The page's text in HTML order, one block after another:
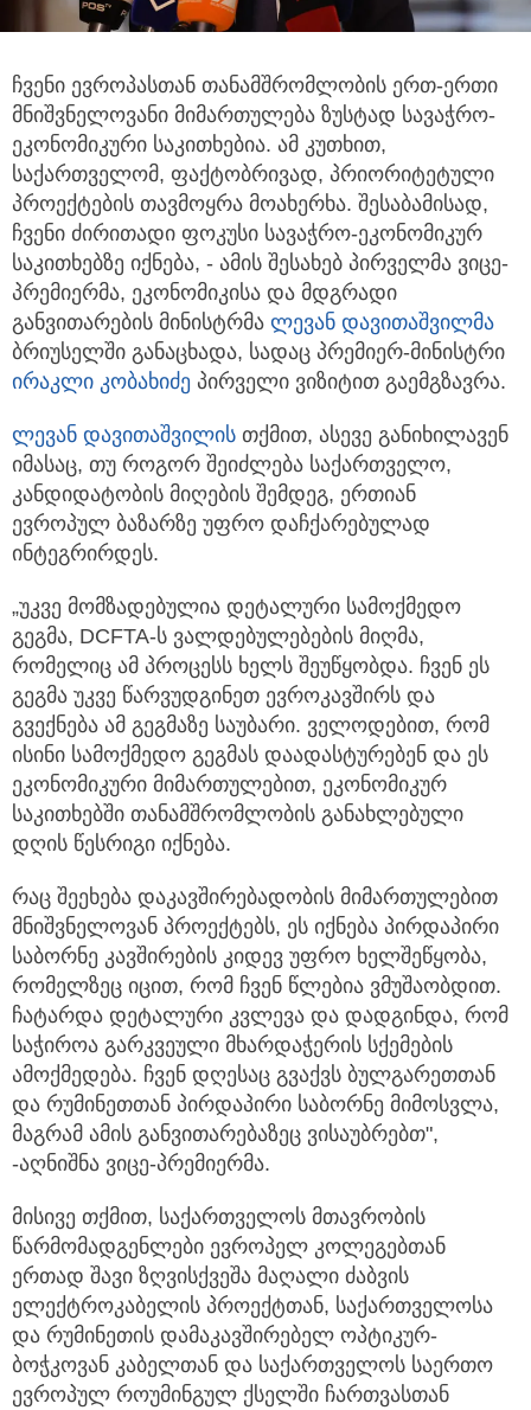
ჩვენი ევროპასთან თანამშრომლობის ერთ-ერთი
მნიშვნელოვანი მიმართულება ზუსტად სავაჭრო-
ეკონომიკური საკითხებია. ამ კუთხით,
საქართველომ, ფაქტობრივად, პრიორიტეტული
პროექტების თავმოყრა მოახერხა. შესაბამისად,
ჩვენი ძირითადი ფოკუსი სავაჭრო-ეკონომიკურ
საკითხებზე იქნება, - ამის შესახებ პირველმა ვიცე-
პრემიერმა, ეკონომიკისა და მდგრადი
განვითარების მინისტრმა ლევან დავითაშვილმა
ბრიუსელში განაცხადა, სადაც პრემიერ-მინისტრი
ირაკლი კობახიძე პირველი ვიზიტით გაემგზავრა.
ლევან დავითაშვილის თქმით, ასევე განიხილავენ
იმასაც, თუ როგორ შეიძლება საქართველო,
კანდიდატობის მიღების შემდეგ, ერთიან
ევროპულ ბაზარზე უფრო დაჩქარებულად
ინტეგრირდეს.
„უკვე მომზადებულია დეტალური სამოქმედო
გეგმა, DCFTA-ს ვალდებულებების მიღმა,
რომელიც ამ პროცესს ხელს შეუწყობდა. ჩვენ ეს
გეგმა უკვე წარვუდგინეთ ევროკავშირს და
გვექნება ამ გეგმაზე საუბარი. ველოდებით, რომ
ისინი სამოქმედო გეგმას დაადასტურებენ და ეს
ეკონომიკური მიმართულებით, ეკონომიკურ
საკითხებში თანამშრომლობის განახლებული
დღის წესრიგი იქნება.
რაც შეეხება დაკავშირებადობის მიმართულებით
მნიშვნელოვან პროექტებს, ეს იქნება პირდაპირი
საბორნე კავშირების კიდევ უფრო ხელშეწყობა,
რომელზეც იცით, რომ ჩვენ წლებია ვმუშაობდით.
ჩატარდა დეტალური კვლევა და დადგინდა, რომ
საჭიროა გარკვეული მხარდაჭერის სქემების
ამოქმედება. ჩვენ დღესაც გვაქვს ბულგარეთთან
და რუმინეთთან პირდაპირი საბორნე მიმოსვლა,
მაგრამ ამის განვითარებაზეც ვისაუბრებთ",
-აღნიშნა ვიცე-პრემიერმა.
მისივე თქმით, საქართველოს მთავრობის
წარმომადგენლები ევროპელ კოლეგებთან
ერთად შავი ზღვისქვეშა მაღალი ძაბვის
ელექტროკაბელის პროექტთან, საქართველოსა
და რუმინეთის დამაკავშირებელ ოპტიკურ-
ბოჭკოვან კაბელთან და საქართველოს საერთო
ევროპულ როუმინგულ ქსელში ჩართვასთან